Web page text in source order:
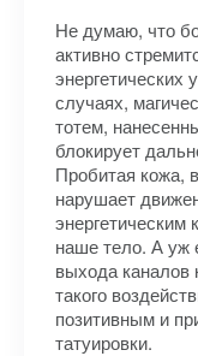
Не думаю, что
активно
энергетических
случаях,
тотем,
блокирует
Пробитая кожа,
нарушает
энергетическим
наше тело. А уж
выхода каналов
такого
позитивным и
татуировки.